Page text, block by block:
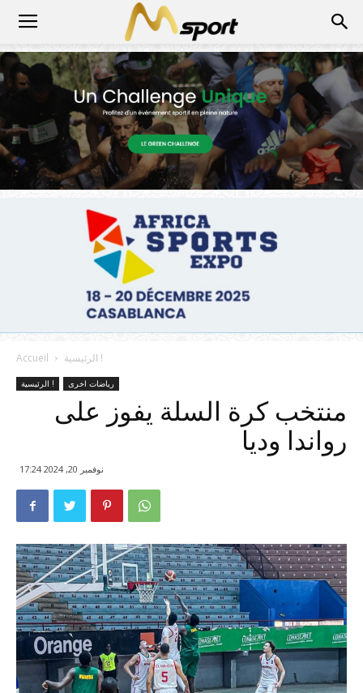
Accueil الرئيسية !
الرئيسية ! رياضات اخرى
منتخب كرة السلة يفوز على
رواندا وديا
نوفمبر 20, 2024 17:24